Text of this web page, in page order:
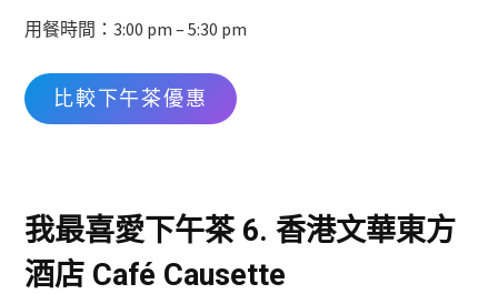
用餐時間：3:00 pm – 5:30 pm
比較下午茶優惠
我最喜愛下午茶 6. 香港文華東方
酒店 Café Causette